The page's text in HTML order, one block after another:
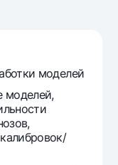
моделей
моделей,